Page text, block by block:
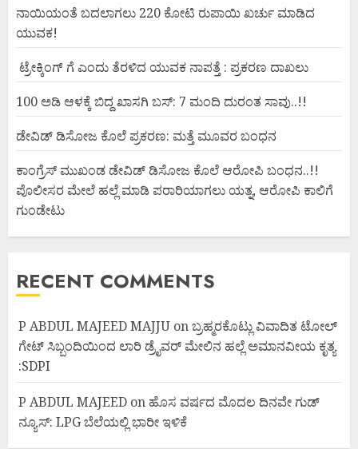
ನಾಯಿಯಂತೆ ಬದಲಾಗಲು 220 ಕೋಟಿ ರುಪಾಯಿ ಖರ್ಚು ಮಾಡಿದ
ಯುವಕ!
ಟ್ರೇಕ್ಕಿಂಗ್ ಗೆ ಎಂದು ತೆರಳಿದ ಯುವಕ ನಾಪತ್ತೆ : ಪ್ರಕರಣ ದಾಖಲು
100 ಅಡಿ ಆಳಕ್ಕೆ ಬಿದ್ದ ಖಾಸಗಿ ಬಸ್: 7 ಮಂದಿ ದುರಂತ ಸಾವು..!!
ಡೇವಿಡ್ ಡಿಸೋಜ ಕೊಲೆ ಪ್ರಕರಣ: ಮತ್ತೆ ಮೂವರ ಬಂಧನ
ಕಾಂಗ್ರೆಸ್ ಮುಖಂಡ ಡೇವಿಡ್ ಡಿಸೋಜ ಕೊಲೆ ಆರೋಪಿ ಬಂಧನ..!!
ಪೊಲೀಸರ ಮೇಲೆ ಹಲ್ಲೆ ಮಾಡಿ ಪರಾರಿಯಾಗಲು ಯತ್ನ, ಆರೋಪಿ ಕಾಲಿಗೆ
ಗುಂಡೇಟು
RECENT COMMENTS
P ABDUL MAJEED MAJJU onಬ್ರಹ್ಮರಕೊಟ್ಲು ವಿವಾದಿತ ಟೋಲ್
ಗೇಟ್ ಸಿಬ್ಬಂದಿಯಿಂದ ಲಾರಿ ಡ್ರೈವರ್ ಮೇಲಿನ ಹಲ್ಲೆ ಅಮಾನವೀಯ ಕೃತ್ಯ
:SDPI
P ABDUL MAJEED on ಹೊಸ ವರ್ಷದ ಮೊದಲ ದಿನವೇ ಗುಡ್
ನ್ಯೂಸ್: LPG ಬೆಲೆಯಲ್ಲಿ ಭಾರೀ ಇಳಿಕೆ